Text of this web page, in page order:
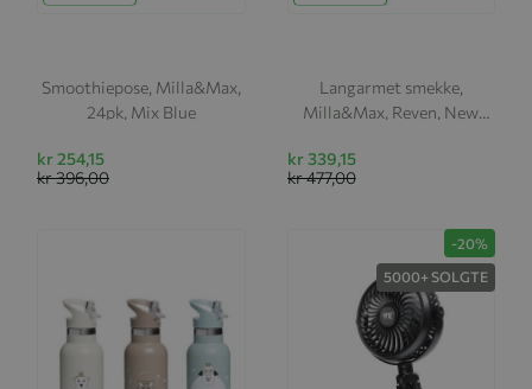
Smoothiepose, Milla&Max,
24pk, Mix Blue
kr 254,15
kr 396,00
Langarmet smekke,
Milla&Max, Reven, New
kr 339,15
kr 477,00
-20%
5000+ SOLGTE